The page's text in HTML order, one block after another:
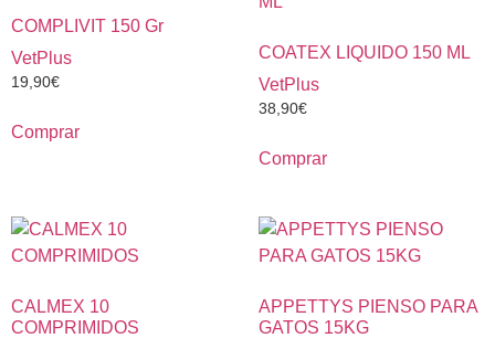
COMPLIVIT 150 Gr
VetPlus
19,90€
Comprar
COATEX LIQUIDO 150 ML
VetPlus
38,90€
Comprar
CALMEX 10
COMPRIMIDOS
APPETTYS PIENSO PARA
GATOS 15KG